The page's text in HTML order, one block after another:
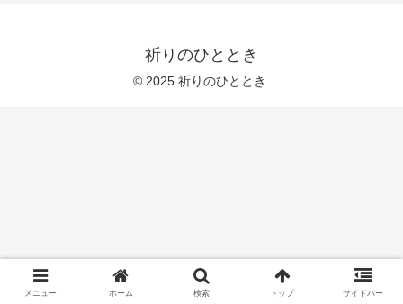
祈りのひととき
© 2025 祈りのひととき.
メニュー ホーム 検索 トップ サイドバー